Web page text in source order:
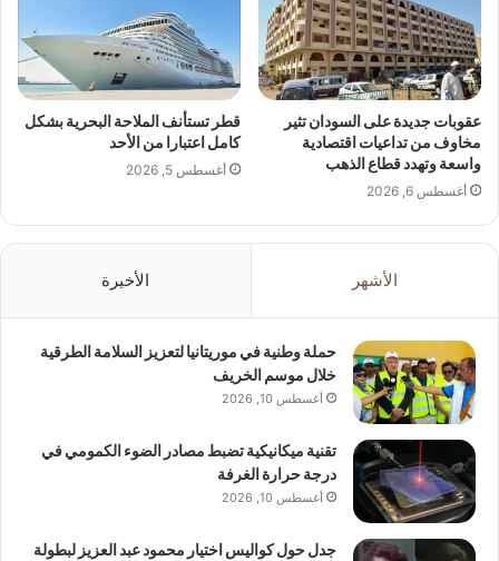
عقوبات جديدة على السودان تثير
مخاوف من تداعيات اقتصادية
واسعة وتهدد قطاع الذهب
أغسطس 6, 2026
قطر تستأنف الملاحة البحرية بشكل
كامل اعتبارا من الأحد
أغسطس 5, 2026
الأشهر الأخيرة
حملة وطنية في موريتانيا لتعزيز السلامة الطرقية
خلال موسم الخريف
أغسطس 10, 2026
تقنية ميكانيكية تضبط مصادر الضوء الكمومي في
درجة حرارة الغرفة
أغسطس 10, 2026
جدل حول كواليس اختيار محمود عبد العزيز لبطولة